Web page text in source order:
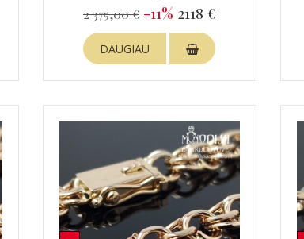
2 375,00 € -11% 2118 €
DAUGIAU